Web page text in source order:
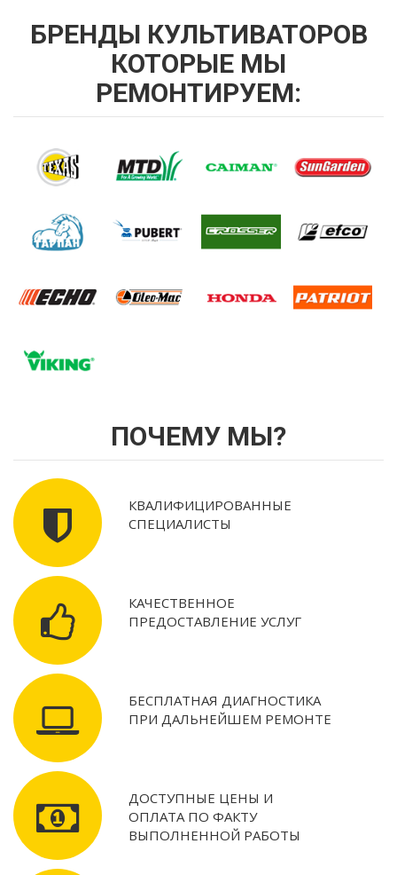
БРЕНДЫ КУЛЬТИВАТОРОВ
КОТОРЫЕ МЫ
РЕМОНТИРУЕМ:
ПОЧЕМУ МЫ?
КВАЛИФИЦИРОВАННЫЕ
СПЕЦИАЛИСТЫ
КАЧЕСТВЕННОЕ
ПРЕДОСТАВЛЕНИЕ УСЛУГ
БЕСПЛАТНАЯ ДИАГНОСТИКА
ПРИ ДАЛЬНЕЙШЕМ РЕМОНТЕ
ДОСТУПНЫЕ ЦЕНЫ И
ОПЛАТА ПО ФАКТУ
ВЫПОЛНЕННОЙ РАБОТЫ